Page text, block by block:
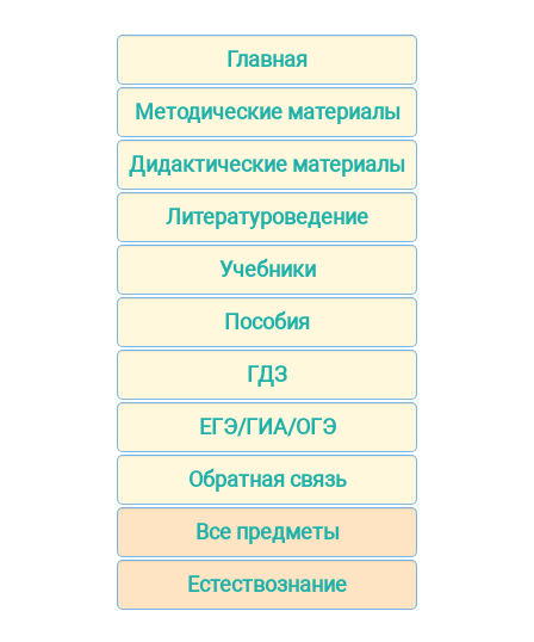
Главная
Методические материалы
Дидактические материалы
Литературоведение
Учебники
Пособия
ГДЗ
ЕГЭ/ГИА/ОГЭ
Обратная связь
Все предметы
Естествознание